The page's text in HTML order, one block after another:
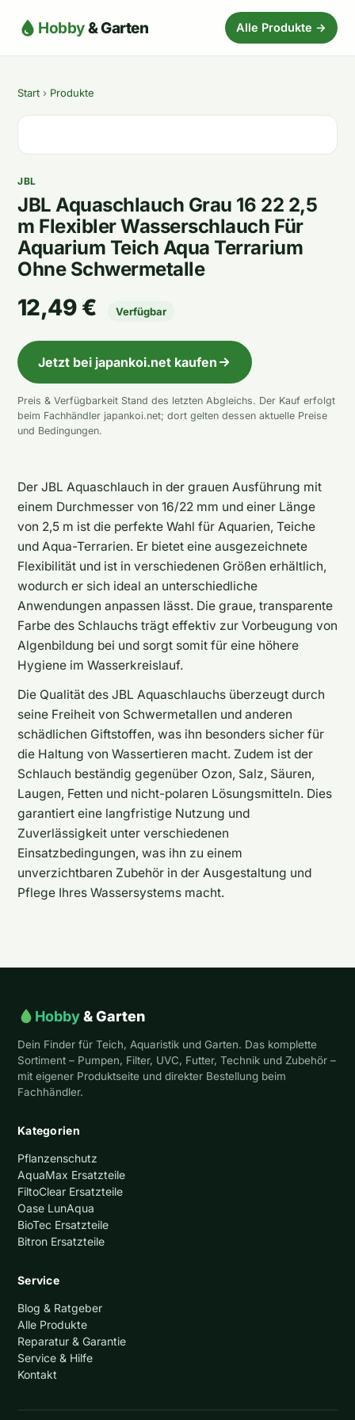
Hobby& Garten Alle Produkte →
Start › Produkte
JBL
JBL Aquaschlauch Grau 16 22 2,5
m Flexibler Wasserschlauch Für
Aquarium Teich Aqua Terrarium
Ohne Schwermetalle
12,49 € Verfügbar
Jetzt bei japankoi.net kaufen
Preis & Verfügbarkeit Stand des letzten Abgleichs. Der Kauf erfolgt
beim Fachhändler japankoi.net; dort gelten dessen aktuelle Preise
und Bedingungen.
Der JBL Aquaschlauch in der grauen Ausführung mit
einem Durchmesser von 16/22 mm und einer Länge
von 2,5 m ist die perfekte Wahl für Aquarien, Teiche
und Aqua-Terrarien. Er bietet eine ausgezeichnete
Flexibilität und ist in verschiedenen Größen erhältlich,
wodurch er sich ideal an unterschiedliche
Anwendungen anpassen lässt. Die graue, transparente
Farbe des Schlauchs trägt effektiv zur Vorbeugung von
Algenbildung bei und sorgt somit für eine höhere
Hygiene im Wasserkreislauf.
Die Qualität des JBL Aquaschlauchs überzeugt durch
seine Freiheit von Schwermetallen und anderen
schädlichen Giftstoffen, was ihn besonders sicher für
die Haltung von Wassertieren macht. Zudem ist der
Schlauch beständig gegenüber Ozon, Salz, Säuren,
Laugen, Fetten und nicht-polaren Lösungsmitteln. Dies
garantiert eine langfristige Nutzung und
Zuverlässigkeit unter verschiedenen
Einsatzbedingungen, was ihn zu einem
unverzichtbaren Zubehör in der Ausgestaltung und
Pflege Ihres Wassersystems macht.
Hobby& Garten
Dein Finder für Teich, Aquaristik und Garten. Das komplette
Sortiment – Pumpen, Filter, UVC, Futter, Technik und Zubehör –
mit eigener Produktseite und direkter Bestellung beim
Fachhändler.
Kategorien
Pflanzenschutz
AquaMax Ersatzteile
FiltoClear Ersatzteile
Oase LunAqua
BioTec Ersatzteile
Bitron Ersatzteile
Service
Blog & Ratgeber
Alle Produkte
Reparatur & Garantie
Service & Hilfe
Kontakt